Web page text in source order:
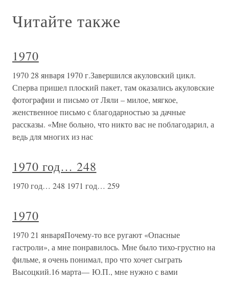
Читайте также
1970
1970 28 января 1970 г.Завершился акуловский цикл.
Сперва пришел плоский пакет, там оказались акуловские
фотографии и письмо от Ляли – милое, мягкое,
женственное письмо с благодарностью за дачные
рассказы. «Мне больно, что никто вас не поблагодарил, а
ведь для многих из нас
1970 год… 248
1970 год… 248 1971 год… 259
1970
1970 21 январяПочему-то все ругают «Опасные
гастроли», а мне понравилось. Мне было тихо-грустно на
фильме, я очень понимал, про что хочет сыграть
Высоцкий.16 марта— Ю.П., мне нужно с вами